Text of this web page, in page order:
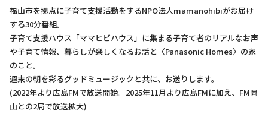
福山市を拠点に子育て支援活動をするNPO法人mamanohibiがお届け
する30分番組。
子育て支援ハウス「ママヒビハウス」に集まる子育て者のリアルなお声
や子育て情報、暮らしが楽しくなるお話と〈Panasonic Homes〉の家
のこと。
週末の朝を彩るグッドミュージックと共に、お送りします。
(2022年より広島FMで放送開始。2025年11月より広島FMに加え、FM岡
山との2局で放送拡大)